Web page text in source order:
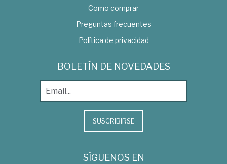
Como comprar
Preguntas frecuentes
Política de privacidad
BOLETÍN DE NOVEDADES
SUSCRIBIRSE
SÍGUENOS EN